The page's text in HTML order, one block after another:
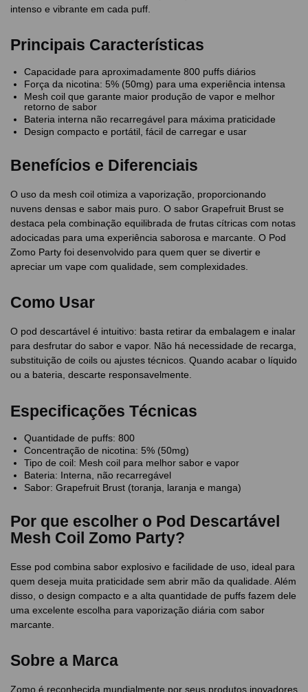
intenso e vibrante em cada puff.
Principais Características
Capacidade para aproximadamente 800 puffs diários
Força da nicotina: 5% (50mg) para uma experiência intensa
Mesh coil que garante maior produção de vapor e melhor
retorno de sabor
Bateria interna não recarregável para máxima praticidade
Design compacto e portátil, fácil de carregar e usar
Benefícios e Diferenciais
O uso da mesh coil otimiza a vaporização, proporcionando
nuvens densas e sabor mais puro. O sabor Grapefruit Brust se
destaca pela combinação equilibrada de frutas cítricas com notas
adocicadas para uma experiência saborosa e marcante. O Pod
Zomo Party foi desenvolvido para quem quer se divertir e
apreciar um vape com qualidade, sem complexidades.
Como Usar
O pod descartável é intuitivo: basta retirar da embalagem e inalar
para desfrutar do sabor e vapor. Não há necessidade de recarga,
substituição de coils ou ajustes técnicos. Quando acabar o líquido
ou a bateria, descarte responsavelmente.
Especificações Técnicas
Quantidade de puffs: 800
Concentração de nicotina: 5% (50mg)
Tipo de coil: Mesh coil para melhor sabor e vapor
Bateria: Interna, não recarregável
Sabor: Grapefruit Brust (toranja, laranja e manga)
Por que escolher o Pod Descartável
Mesh Coil Zomo Party?
Esse pod combina sabor explosivo e facilidade de uso, ideal para
quem deseja muita praticidade sem abrir mão da qualidade. Além
disso, o design compacto e a alta quantidade de puffs fazem dele
uma excelente escolha para vaporização diária com sabor
marcante.
Sobre a Marca
Zomo é reconhecida mundialmente por seus produtos inovadores